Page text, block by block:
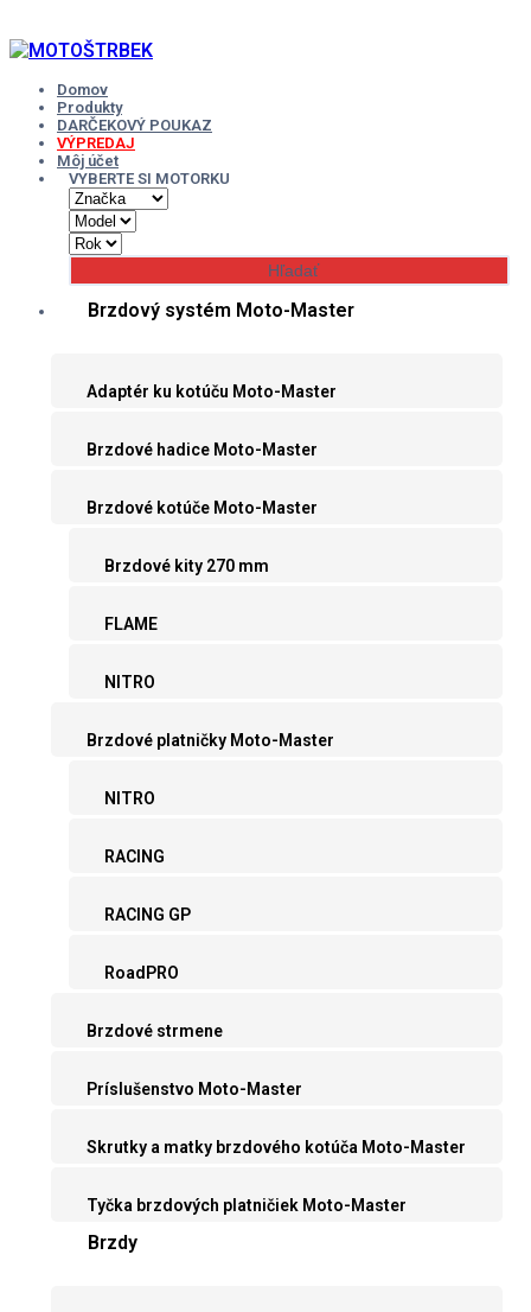
to
content
Domov
Produkty
DARČEKOVÝ POUKAZ
VÝPREDAJ
Môj účet
VYBERTE SI MOTORKU
Brzdový systém Moto-Master
Adaptér ku kotúču Moto-Master
Brzdové hadice Moto-Master
Brzdové kotúče Moto-Master
Brzdové kity 270 mm
FLAME
NITRO
Brzdové platničky Moto-Master
NITRO
RACING
RACING GP
RoadPRO
Brzdové strmene
Príslušenstvo Moto-Master
Skrutky a matky brzdového kotúča Moto-Master
Tyčka brzdových platničiek Moto-Master
Brzdy